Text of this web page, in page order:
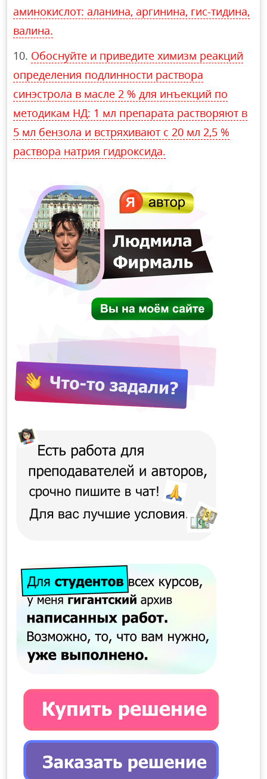
аминокислот: аланина, аргинина, гис-тидина,
валина.
Обоснуйте и приведите химизм реакций
определения подлинности раствора
синэстрола в масле 2 % для инъекций по
методикам НД: 1 мл препарата растворяют в
5 мл бензола и встряхивают с 20 мл 2,5 %
раствора натрия гидроксида.